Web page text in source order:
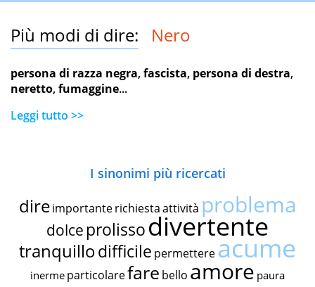
Più modi di dire: Nero
persona di razza negra,fascista, persona di destra,
neretto,fumaggine...
Leggi tutto >>
I sinonimi più ricercati
dire importante richiestaattività problema
dolce prolissodivertente
tranquillodifficile permettereacume
inerme particolarefare bello amore paura